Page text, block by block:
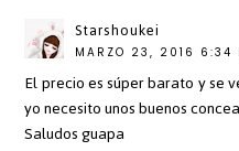
Starshoukei
MARZO 23, 2016 6:34
El precio es súper barato y se
yo necesito unos buenos
Saludos guapa